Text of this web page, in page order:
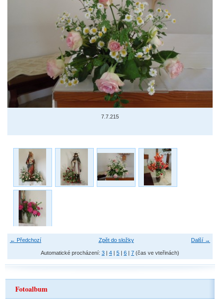
7.7.215
← Předchozí Další →
Zpět do složky
Automatické procházení: 3 | 4 | 5 | 6 | 7 (čas ve vteřinách)
Fotoalbum